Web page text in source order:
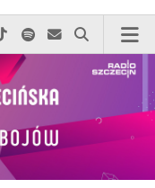
do nas zadzwoń
na Facebook-u
nas na Xnas na Instagram-ie
Odwiedź nas na TikTok-u
Szukaj nas na Spotify
Wyślij do nas
Szukaj